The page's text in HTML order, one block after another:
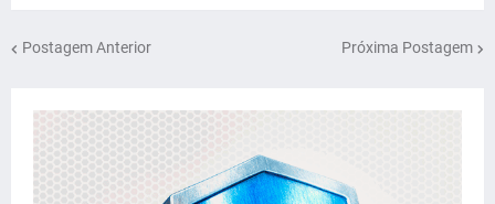
Postagem Anterior Próxima Postagem